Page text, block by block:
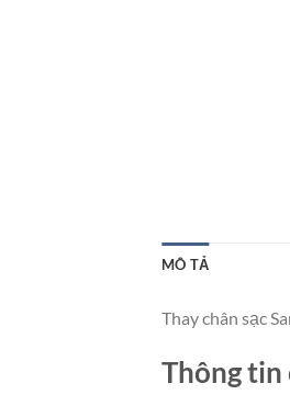
MÔ TẢ
Thay chân sạc
Thông tin